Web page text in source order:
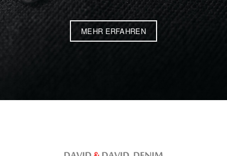
MEHR ERFAHREN